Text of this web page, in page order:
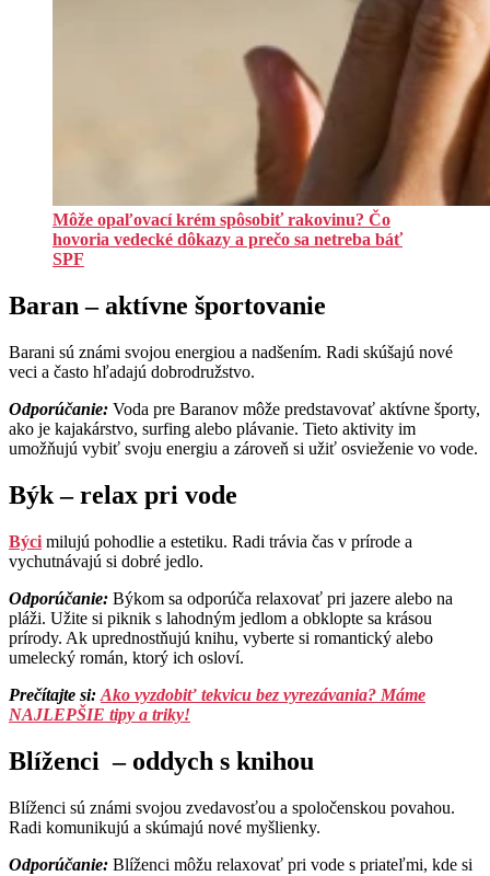
Môže opaľovací krém spôsobiť rakovinu? Čo
hovoria vedecké dôkazy a prečo sa netreba báť
SPF
Baran – aktívne športovanie
Barani sú známi svojou energiou a nadšením. Radi skúšajú nové
veci a často hľadajú dobrodružstvo.
Odporúčanie: Voda pre Baranov môže predstavovať aktívne športy,
ako je kajakárstvo, surfing alebo plávanie. Tieto aktivity im
umožňujú vybiť svoju energiu a zároveň si užiť osvieženie vo vode.
Býk – relax pri vode
Býci milujú pohodlie a estetiku. Radi trávia čas v prírode a
vychutnávajú si dobré jedlo.
Odporúčanie: Býkom sa odporúča relaxovať pri jazere alebo na
pláži. Užite si piknik s lahodným jedlom a obklopte sa krásou
prírody. Ak uprednostňujú knihu, vyberte si romantický alebo
umelecký román, ktorý ich osloví.
Prečítajte si: Ako vyzdobiť tekvicu bez vyrezávania? Máme
NAJLEPŠIE tipy a triky!
Blíženci – oddych s knihou
Blíženci sú známi svojou zvedavosťou a spoločenskou povahou.
Radi komunikujú a skúmajú nové myšlienky.
Odporúčanie: Blíženci môžu relaxovať pri vode s priateľmi, kde si